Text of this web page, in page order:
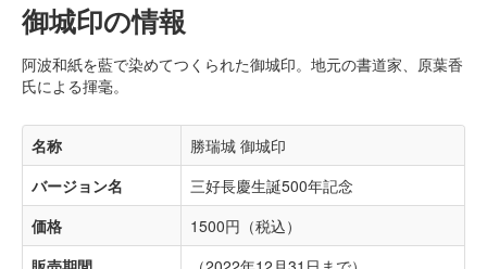
御城印の情報
阿波和紙を藍で染めてつくられた御城印。地元の書道家、原葉香
氏による揮毫。
名称
勝瑞城 御城印
バージョン名
三好長慶生誕500年記念
価格
1500円（税込）